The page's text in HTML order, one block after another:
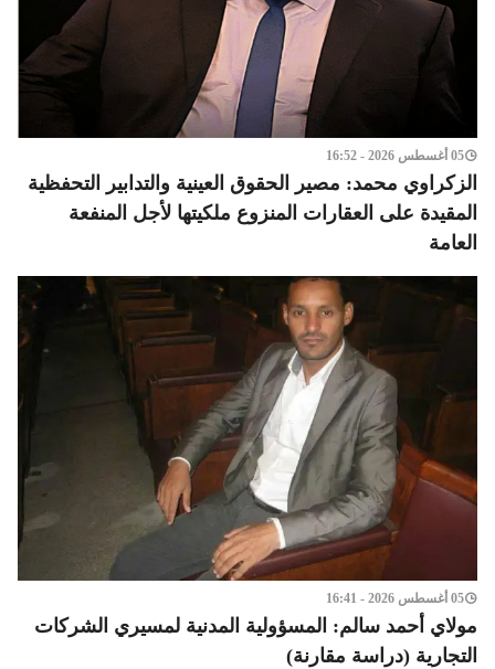
05 أغسطس 2026 - 16:52
الزكراوي محمد: مصير الحقوق العينية والتدابير التحفظية
المقيدة على العقارات المنزوع ملكيتها لأجل المنفعة
العامة
05 أغسطس 2026 - 16:41
مولاي أحمد سالم: المسؤولية المدنية لمسيري الشركات
التجارية (دراسة مقارنة)